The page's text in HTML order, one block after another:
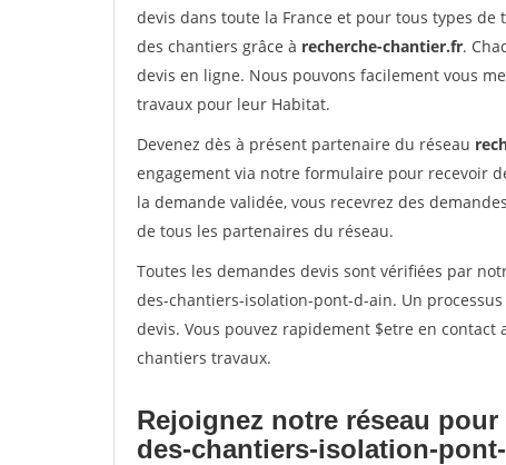
devis dans toute la France et pour tous types
des chantiers grâce à recherche-chantier.fr.
devis en ligne. Nous pouvons facilement vous
travaux pour leur Habitat.
Devenez dès à présent partenaire du réseau
engagement via notre formulaire pour recevoir
la demande validée, vous recevrez des
de tous les partenaires du réseau.
Toutes les demandes devis sont vérifiées par
des-chantiers-isolation-pont-d-ain. Un
devis. Vous pouvez rapidement $etre en
chantiers travaux.
Rejoignez notre réseau
des-chantiers-isolation-